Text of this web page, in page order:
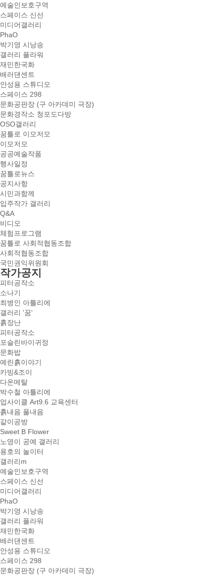
예술인보호구역
스페이스 신선
미디어갤러리
PhaO
박기영 시낭송
갤러리 플라워
재민한국화
배러댄센트
안성용 스튜디오
스페이스 298
문화공판장 (구 아카데미 극장)
문화경작소 청포도다방
OSO갤러리
꿈틀로 이모저모
이모저모
공공예술작품
행사일정
꿈틀로뉴스
공지사항
시민과함께
입주작가 갤러리
Q&A
비디오
체험프로그램
꿈틀로 사회적협동조합
사회적협동조합
국민권익위원회
작가공지
피터공작소
소나기
최병인 아틀리에
갤러리 '꿈'
흙장난
피터공작소
포슬린바이귀정
문화밥
예린흙이야기
카빙&조이
다온메탈
박수철 아틀리에
업사이클 Art9.6 교육센터
흙내음 풀내음
같이공방
Sweet B Flower
노영이 공예 갤러리
용호의 놀이터
갤러리m
예술인보호구역
스페이스 신선
미디어갤러리
PhaO
박기영 시낭송
갤러리 플라워
재민한국화
배러댄센트
안성용 스튜디오
스페이스 298
문화공판장 (구 아카데미 극장)